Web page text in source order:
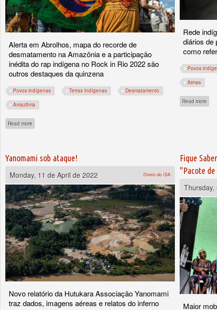
Alerta em Abrolhos, mapa do recorde de
desmatamento na Amazônia e a participação
inédita do rap indígena no Rock in Rio 2022 são
outros destaques da quinzena
Povos indígenas Terras Indígenas Desmatamento
Amazônia
Read more
Rede
diários de
como
Povos
Aimas
Read more
Yanomami sob ataque!
Monday, 11 de April de 2022
Direto do ISA
Novo relatório da Hutukara Associação Yanomami
traz dados, imagens aéreas e relatos do inferno
Fique
"Pacote
Thursday,
Maior